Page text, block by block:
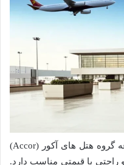
برند بین المللی آیبیس، که زیرمجموعه گروه هتل های آکور (Accor)
راحتی با قیمتی مناسب دارد.